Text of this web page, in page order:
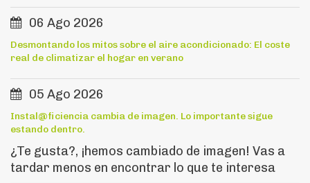
06 Ago 2026
Desmontando los mitos sobre el aire acondicionado: El coste
real de climatizar el hogar en verano
05 Ago 2026
Instal@ficiencia cambia de imagen. Lo importante sigue
estando dentro.
¿Te gusta?, ¡hemos cambiado de imagen! Vas a
tardar menos en encontrar lo que te interesa